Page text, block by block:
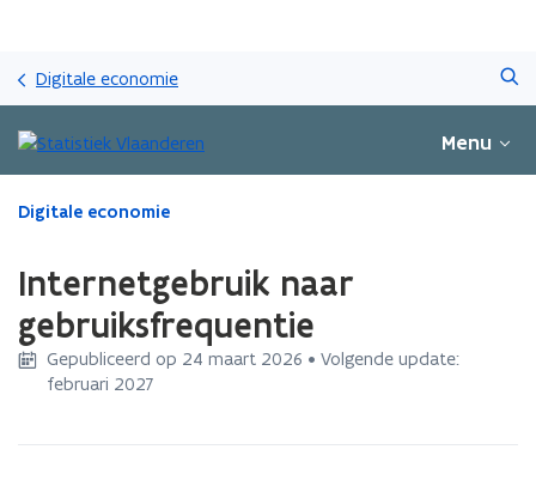
gaan
Digitale economie
Menu
Gedaan
bevindt
zich
op:
Internetgebruik
Digitale economie
Internetgebruik naar
gebruiksfrequentie
Gepubliceerd op 24 maart 2026 • Volgende update:
februari 2027